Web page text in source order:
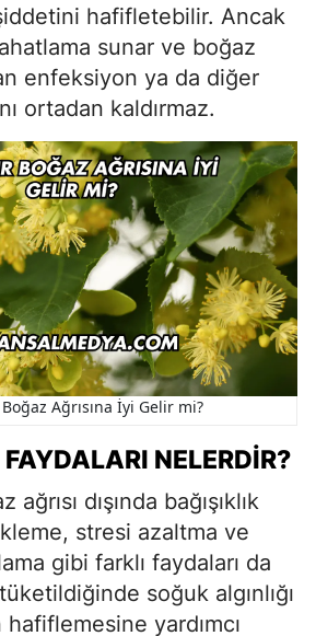
hafifletebilir. Ancak
sunar ve boğaz
enfeksiyon ya da diğer
ortadan kaldırmaz.
Ağrısına İyi Gelir mi?
NELERDIR?
dışında bağışıklık
stresi azaltma ve
gibi farklı faydaları da
soğuk algınlığı
hafiflemesine yardımcı